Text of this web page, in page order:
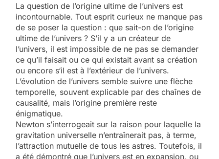
La question de l’origine ultime de l’univers est
incontournable. Tout esprit curieux ne manque pas
de se poser la question : que sait-on de l’origine
ultime de l’univers ? S’il y a un créateur de
l’univers, il est impossible de ne pas se demander
ce qu’il faisait ou ce qui existait avant sa création
ou encore s‘il est à l’extérieur de l’univers.
L’évolution de l’univers semble suivre une flèche
temporelle, souvent explicable par des chaînes de
causalité, mais l’origine première reste
énigmatique.
Newton s’interrogeait sur la raison pour laquelle la
gravitation universelle n’entraînerait pas, à terme,
l’attraction mutuelle de tous les astres. Toutefois, il
a été démontré que l’univers est en expansion, ou